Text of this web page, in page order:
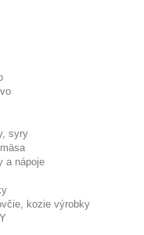
syry
a nápoje
kozie výrobky